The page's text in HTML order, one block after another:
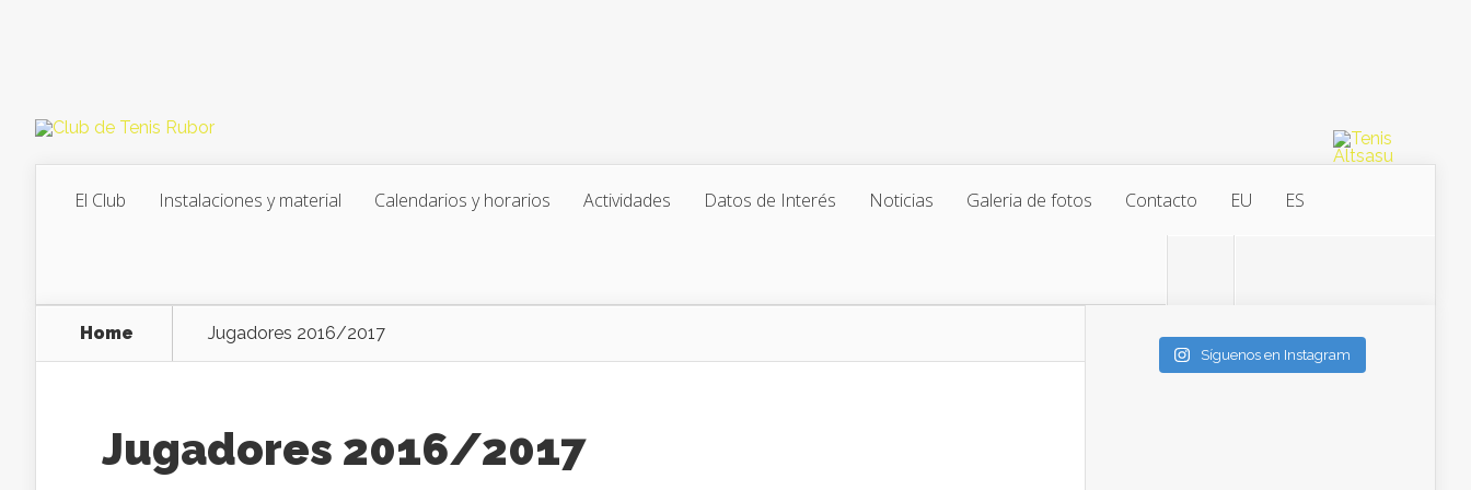
El Club Instalaciones y material Calendarios y horarios Actividades Datos de Interés Noticias Galeria de fotos Contacto EU ES
Home Jugadores 2016/2017
Jugadores 2016/2017
Síguenos en Instagram